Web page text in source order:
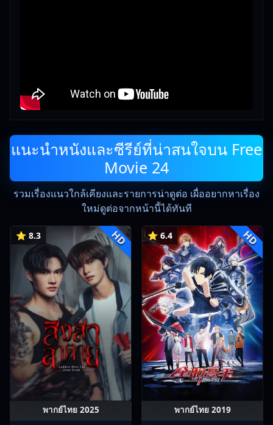
แนะนำหนังและซีรีย์ที่น่าสนใจบน Free
Movie 24
รวมเรื่องแนวใกล้เคียงและรายการน่าดูต่อ เผื่ออยากหาเรื่อง
ใหม่ดูต่อจากหน้านี้ได้ทันที
⭐ 8.3 HD
พากย์ไทย 2025
⭐ 6.4 HD
พากย์ไทย 2019